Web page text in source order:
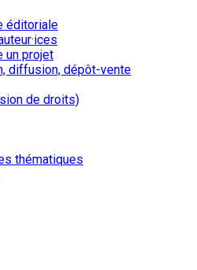
éditoriale
un projet
diffusion, dépôt-vente
de droits)
thématiques